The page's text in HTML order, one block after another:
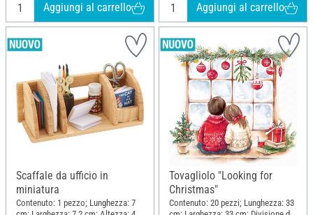
Aggiungi al carrello Aggiungi al carrello
Scaffale da ufficio in
miniatura
Contenuto: 1 pezzo; Lunghezza: 7
Tovagliolo "Looking for
Christmas"
Contenuto: 20 pezzi; Lunghezza: 33